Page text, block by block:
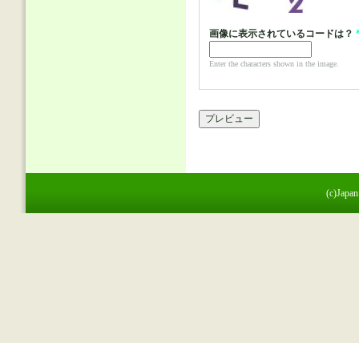
画像に表示されているコードは？
Enter the characters shown in the image.